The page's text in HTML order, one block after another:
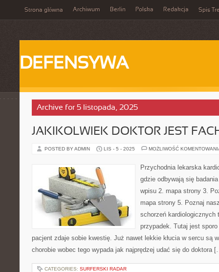
Strona główna Archiwum Berlin Polska Redakcja Spis
DEFENSYWA
Archive for 5 listopada, 2025
JAKIKOLWIEK DOKTOR JEST
POSTED BY ADMIN LIS - 5 - 2025 MOŻLIWOŚĆ
Przychodnia lekarska
gdzie odbywają się
wpisu 2. mapa strony 3.
mapa strony 5. Poznaj
schorzeń kardiologicznych
przypadek. Tutaj jest
pacjent zdaje sobie kwestię. Już nawet lekkie kłucia w sercu są
chorobie wobec tego wypada jak najprędzej udać się do doktora
CATEGORIES: SURFERSKI RADAR